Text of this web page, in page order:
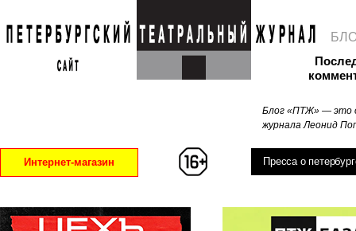
Блог «ПТЖ» — это
журнала Леонид
Интернет-магазин Пресса о